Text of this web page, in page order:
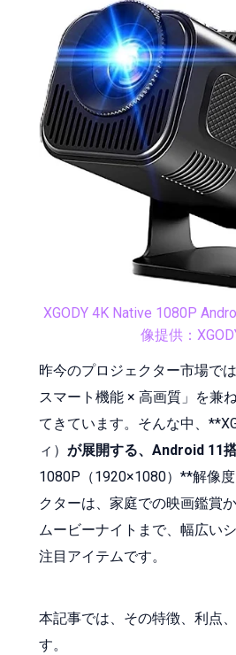
XGODY 4K Native 1080P
像提供：
昨今のプロジェクター市場で
スマート機能 × 高画質」を兼
てきています。そんな中、
ィ） が展開する、Android 11
1080P（1920×1080）**解像
クターは、家庭での映画鑑賞
ムービーナイトまで、幅広い
注目アイテムです。
本記事では、その特徴、利点
す。